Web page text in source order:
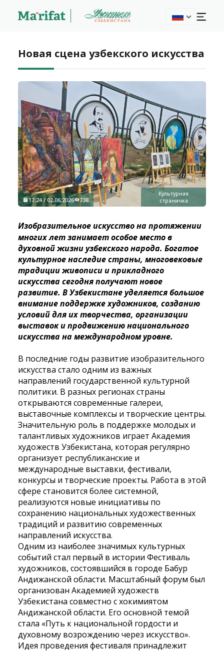
Новая сцена узбекского искусства
Культурная
страничка
17:24 / 02.06.2026 738
Изобразительное искусство на протяжении
многих лет занимает особое место в
духовной жизни узбекского народа. Богатое
культурное наследие страны, многовековые
традиции живописи и прикладного
искусства сегодня получают новое
развитие. В Узбекистане уделяется большое
внимание поддержке художников, созданию
условий для их творчества, организации
выставок и продвижению национального
искусства на международном уровне.
В последние годы развитие изобразительного
искусства стало одним из важных
направлений государственной культурной
политики. В разных регионах страны
открываются современные галереи,
выставочные комплексы и творческие центры.
Значительную роль в поддержке молодых и
талантливых художников играет Академия
художеств Узбекистана, которая регулярно
организует республиканские и
международные выставки, фестивали,
конкурсы и творческие проекты. Работа в этой
сфере становится более системной,
реализуются новые инициативы по
сохранению национальных художественных
традиций и развитию современных
направлений искусства.
Одним из наиболее значимых культурных
событий стал первый в истории Фестиваль
художников, состоявшийся в городе Бабур
Андижанской области. Масштабный форум был
организован Академией художеств
Узбекистана совместно с хокимиятом
Андижанской области. Его основной темой
стала «Путь к национальной гордости и
духовному возрождению через искусство».
Идея проведения фестиваля принадлежит